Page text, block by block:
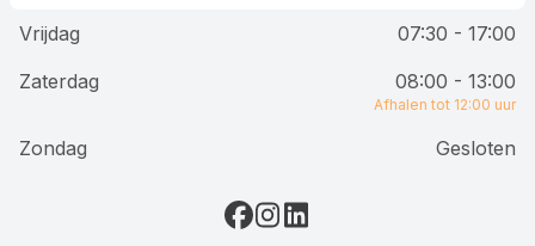
Vrijdag
07:30 - 17:00
Zaterdag
08:00 - 13:00
Afhalen tot 12:00 uur
Zondag Gesloten